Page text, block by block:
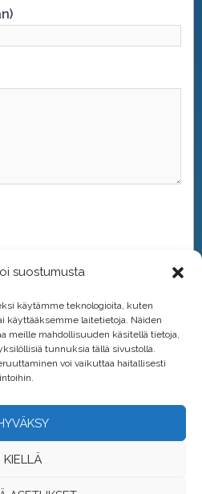
suostumusta
käytämme teknologioita, kuten
käyttääksemme laitetietoja. Näiden
meille mahdollisuuden käsitellä tietoja,
tunnuksia tällä sivustolla.
voi vaikuttaa haitallisesti
KIELLÄ